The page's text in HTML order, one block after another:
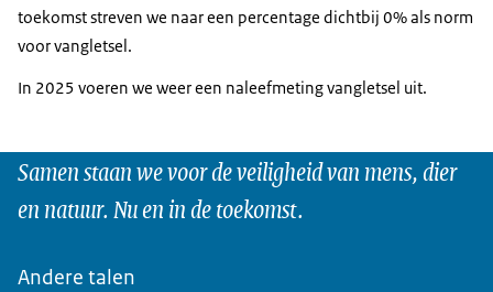
toekomst streven we naar een percentage dichtbij 0% als norm
voor vangletsel.
In 2025 voeren we weer een naleefmeting vangletsel uit.
Samen staan we voor de veiligheid van mens, dier
en natuur. Nu en in de toekomst.
Andere talen